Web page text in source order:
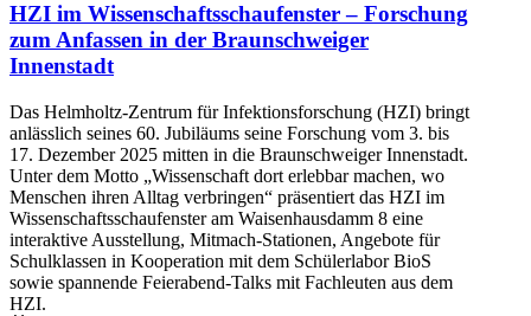
HZI im Wissenschaftsschaufenster – Forschung
zum Anfassen in der Braunschweiger
Innenstadt
Das Helmholtz-Zentrum für Infektionsforschung (HZI) bringt
anlässlich seines 60. Jubiläums seine Forschung vom 3. bis
17. Dezember 2025 mitten in die Braunschweiger Innenstadt.
Unter dem Motto „Wissenschaft dort erlebbar machen, wo
Menschen ihren Alltag verbringen“ präsentiert das HZI im
Wissenschaftsschaufenster am Waisenhausdamm 8 eine
interaktive Ausstellung, Mitmach-Stationen, Angebote für
Schulklassen in Kooperation mit dem Schülerlabor BioS
sowie spannende Feierabend-Talks mit Fachleuten aus dem
HZI.